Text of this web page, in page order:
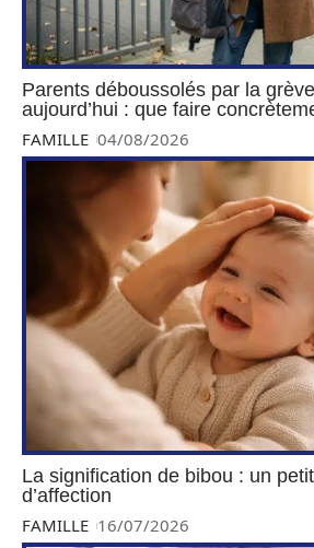
Parents déboussolés par la
aujourd’hui : que faire
FAMILLE 04/08/2026
La signification de bibou : un
d’affection
FAMILLE 16/07/2026